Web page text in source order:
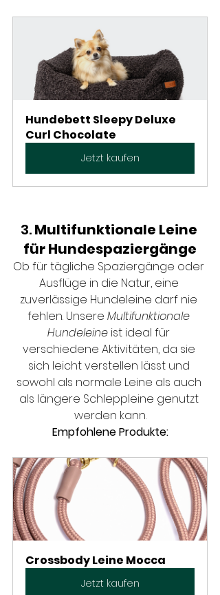
Hundebett Sleepy Deluxe
Curl Chocolate
Jetzt kaufen
3. Multifunktionale Leine
für Hundespaziergänge
Ob für tägliche Spaziergänge oder
Ausflüge in die Natur, eine
zuverlässige Hundeleine darf nie
fehlen. Unsere Multifunktionale
Hundeleine ist ideal für
verschiedene Aktivitäten, da sie
sich leicht verstellen lässt und
sowohl als normale Leine als auch
als längere Schleppleine genutzt
werden kann.
Empfohlene Produkte:
Crossbody Leine Mocca
Jetzt kaufen